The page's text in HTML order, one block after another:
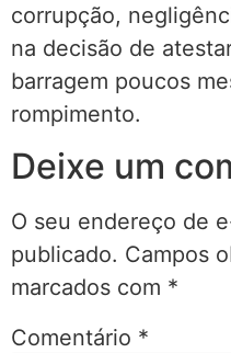
corrupção,
na decisão de
barragem poucos
rompimento.
Deixe um
O seu endereço de
publicado. Campos
marcados com *
Comentário *